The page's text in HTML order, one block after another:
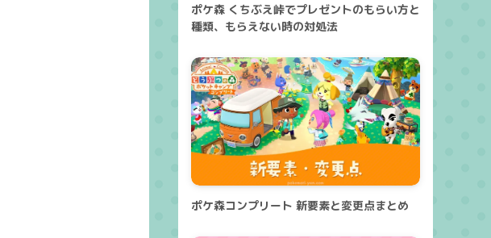
ポケ森 くちぶえ峠でプレゼントのもらい方と
種類、もらえない時の対処法
ポケ森コンプリート 新要素と変更点まとめ